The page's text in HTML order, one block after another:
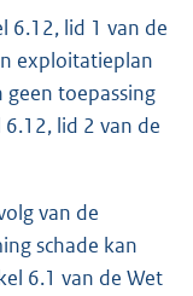
6.12, lid 1 van de
exploitatieplan
toepassing
lid 2 van de
van de
schade kan
6.1 van de Wet